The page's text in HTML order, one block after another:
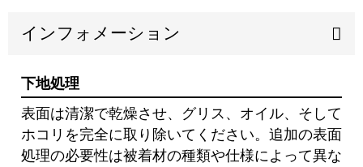
インフォメーション
下地処理
表⾯は清潔で乾燥させ、グリス、オイル、そして
ホコリを完全に取り除いてください。追加の表⾯
処理の必要性は被着材の種類や仕様によって異な